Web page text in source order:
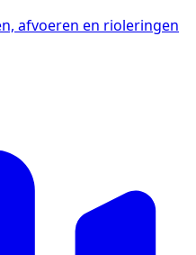
afvoeren en rioleringen